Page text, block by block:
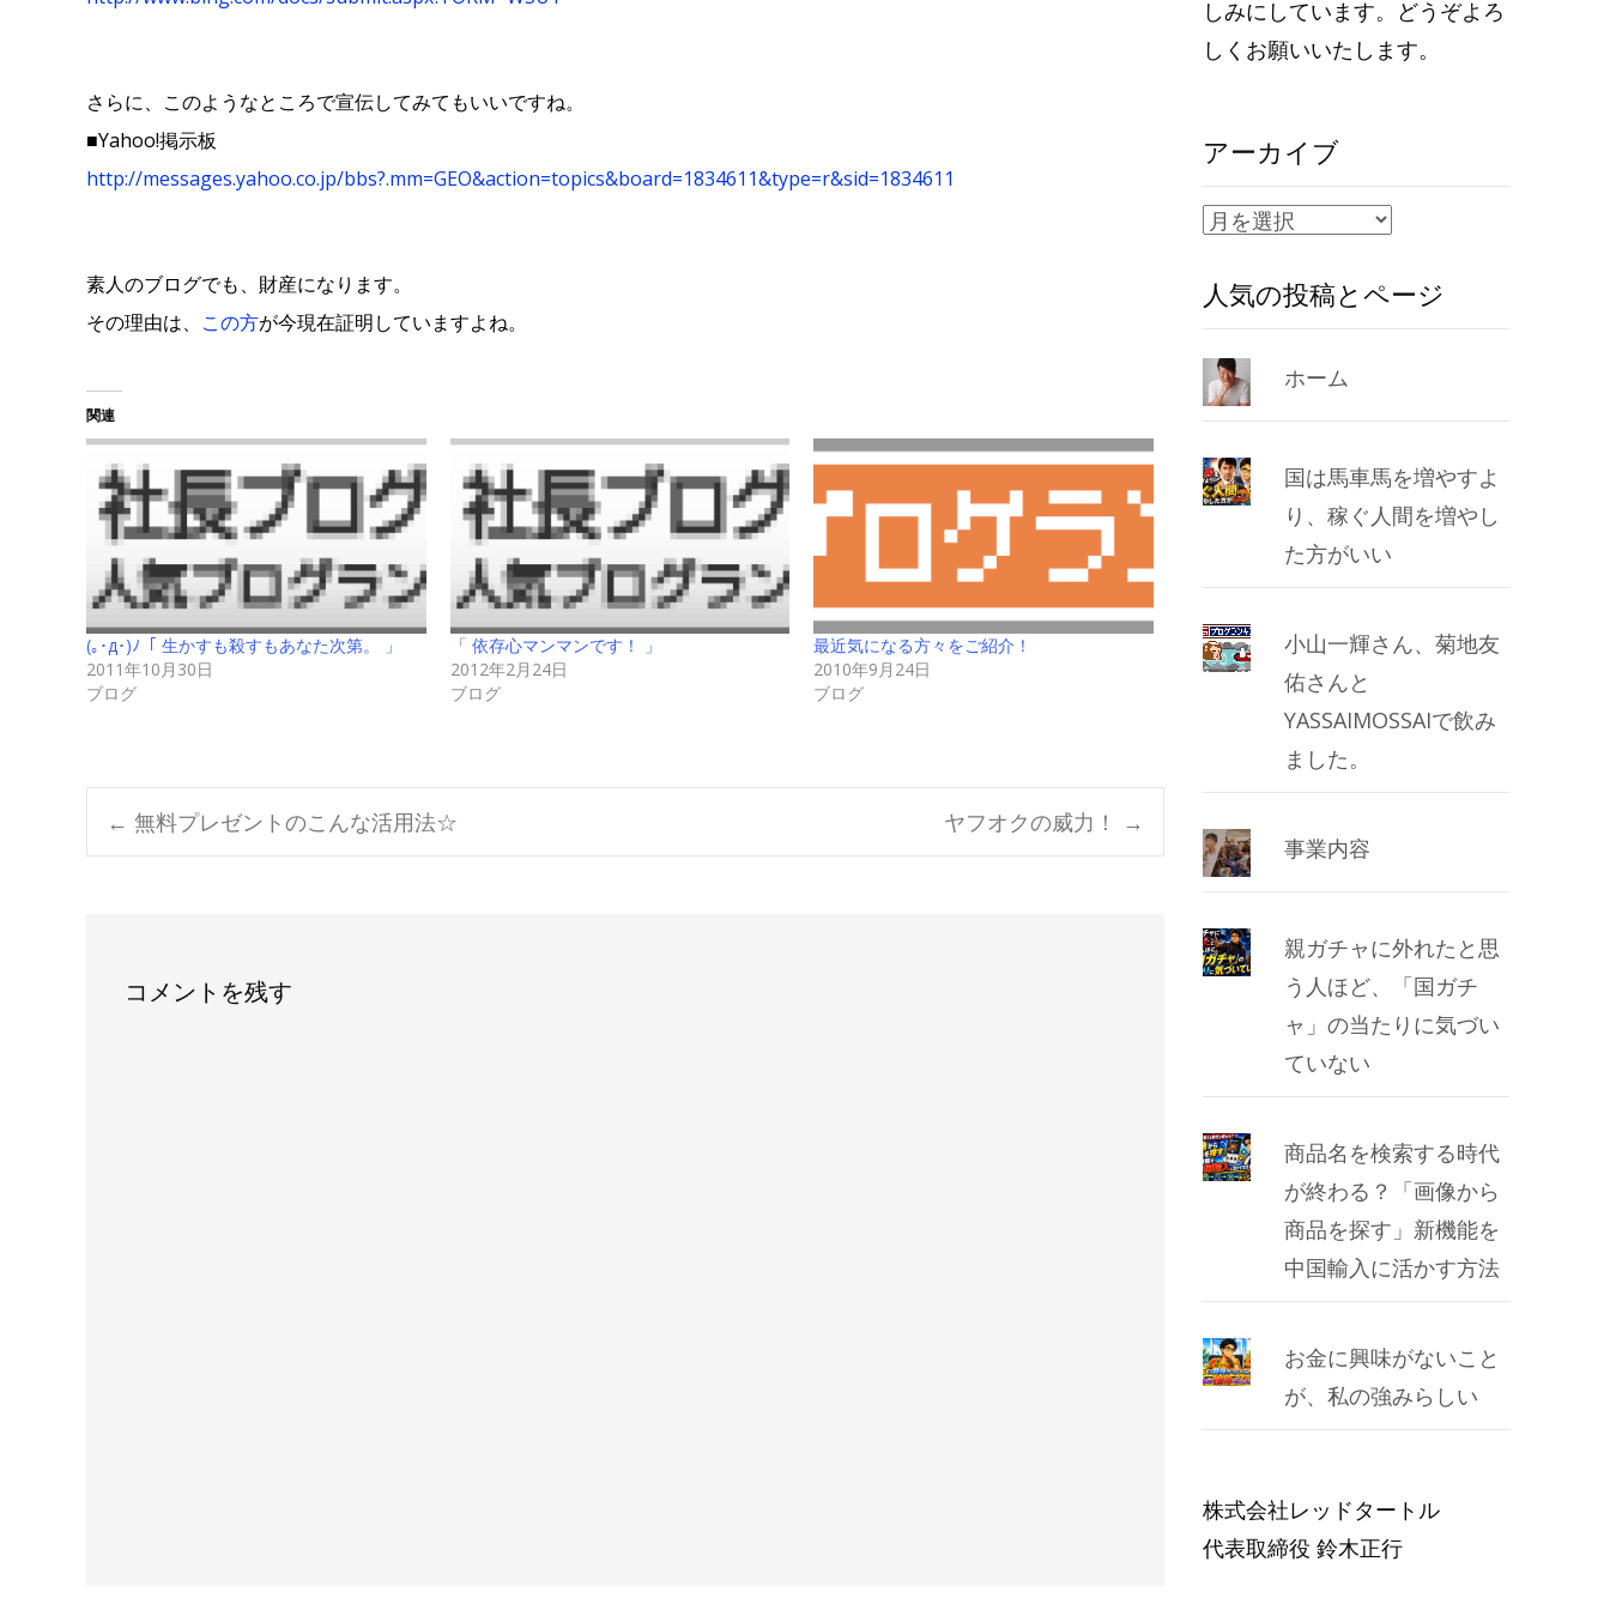
さらに、このようなところで宣伝してみてもいいですね。
■Yahoo!掲示板
http://messages.yahoo.co.jp/bbs?.mm=GEO&action=topics&board=1834611&type=r&sid=1834611
素人のブログでも、財産になります。
その理由は、 この方が今現在証明していますよね。
関連
(｡･д･)ﾉ「 生かすも殺すもあなた次第。 」
2011年10月30日
ブログ
「 依存心マンマンです！ 」
2012年2月24日
ブログ
最近気になる方々をご紹介！
2010年9月24日
ブログ
Post
← 無料プレゼントのこんな活用法☆ ヤフオクの威力！ →
コメントを残す
しみにしています。どうぞよろ
しくお願いいたします。
アーカイブ
ア
カ
イ
ブ
人気の投稿とページ
ホーム
国は馬車馬を増やすよ
り、稼ぐ人間を増やし
た方がいい
小山一輝さん、菊地友
佑さんと
YASSAIMOSSAIで飲み
ました。
事業内容
親ガチャに外れたと思
う人ほど、「国ガチ
ャ」の当たりに気づい
ていない
商品名を検索する時代
が終わる？「画像から
商品を探す」新機能を
中国輸入に活かす方法
お金に興味がないこと
が、私の強みらしい
株式会社レッドタートル
代表取締役 鈴木正行